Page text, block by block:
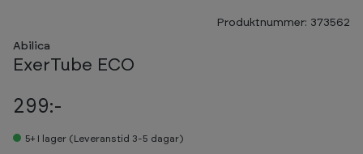
Produktnummer: 373562
Abilica
ExerTube ECO
299:-
5+ I lager (Leveranstid 3-5 dagar)